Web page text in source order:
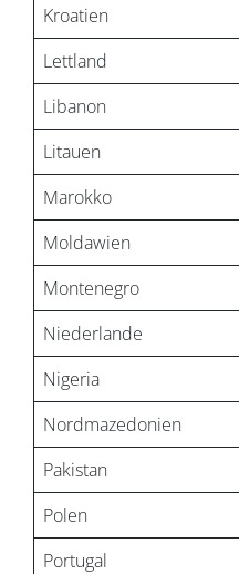
Kroatien
Lettland
Libanon
Litauen
Marokko
Moldawien
Montenegro
Niederlande
Nigeria
Nordmazedonien
Pakistan
Polen
Portugal